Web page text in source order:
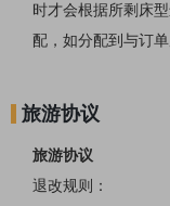
时才会根据所剩床
配，如分配到与订
旅游协议
旅游协议
退改规则：